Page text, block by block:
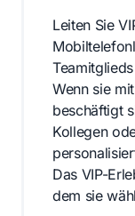
Leiten Sie
Wenn sie
beschäftigt
Kollegen
Das VIP-
dem sie